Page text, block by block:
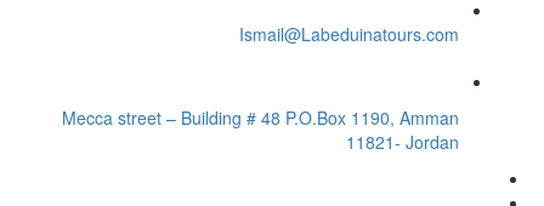
Ismail@Labeduinatours.com
Mecca street – Building # 48 P.O.Box 1190, Amman
11821- Jordan